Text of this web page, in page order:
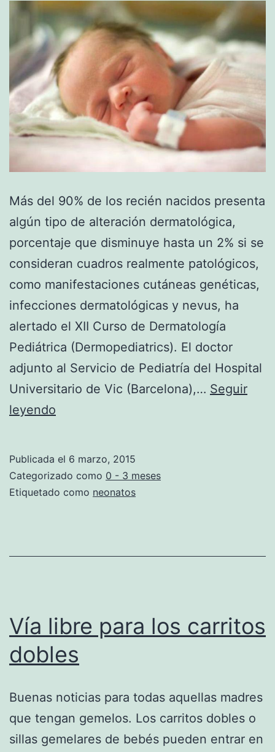
Más del 90% de los recién nacidos presenta
algún tipo de alteración dermatológica,
porcentaje que disminuye hasta un 2% si se
consideran cuadros realmente patológicos,
como manifestaciones cutáneas genéticas,
infecciones dermatológicas y nevus, ha
alertado el XII Curso de Dermatología
Pediátrica (Dermopediatrics). El doctor
adjunto al Servicio de Pediatría del Hospital
Universitario de Vic (Barcelona),… Seguir
leyendo
alteraciones
dermatológicas
neonatos
Publicada el 6 marzo, 2015
Categorizado como 0 - 3 meses
Etiquetado como neonatos
Vía libre para los carritos
dobles
Buenas noticias para todas aquellas madres
que tengan gemelos. Los carritos dobles o
sillas gemelares de bebés pueden entrar en